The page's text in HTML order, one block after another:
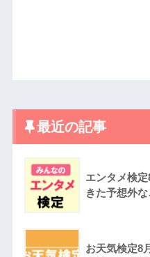
最近の記事
エンタメ検
きた予想外な
お天気検定8